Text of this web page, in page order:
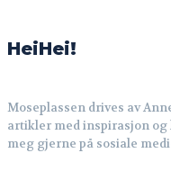
HeiHei!
Moseplassen drives av
artikler med inspirasjon
meg gjerne på sosiale